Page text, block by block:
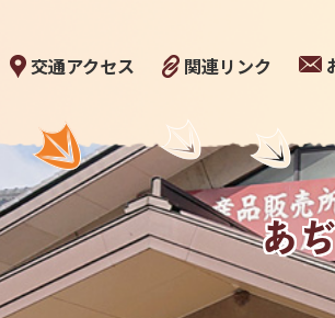
交通アクセス 関連リンク
あ